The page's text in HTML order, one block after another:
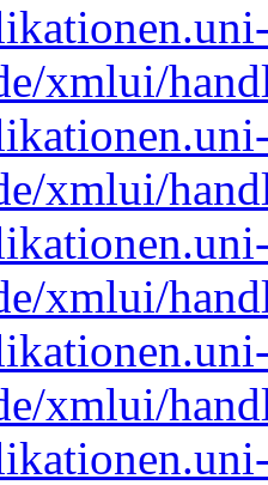
xmlui/
xmlui/
xmlui/
xmlui/